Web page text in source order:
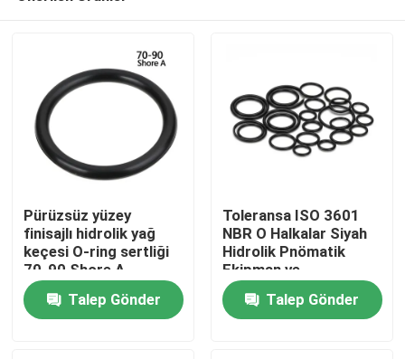
Ana sayfa
Ürünler
Pürüzsüz yüzey
finisajlı hidrolik yağ
keçesi O-ring sertliği
70-90 Shore A,
hidrolik pompalar,
silindirler ve valfler için
idealdir
Talep Gönder
Toleransa ISO 3601
NBR O Halkalar Siyah
Hidrolik Pnömatik
Ekipman ve
Endüstriyel Makine
Bileşenleri için
Özelleştirilebilir
Talep Gönder